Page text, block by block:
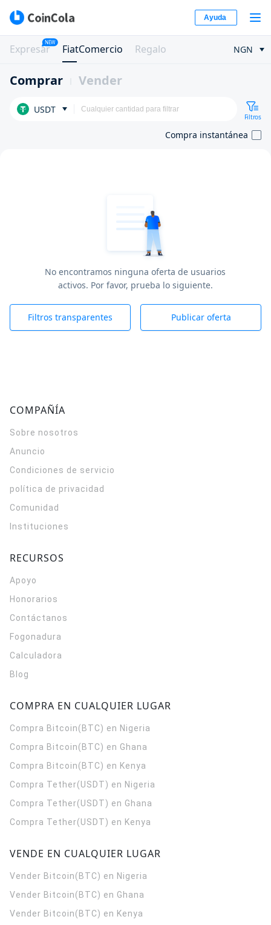
Ayuda
Expresar
NEW
FiatComercio Regalo NGN
Comprar Vender
USDT
Filtros
Compra instantánea
No encontramos ninguna oferta de usuarios
activos. Por favor, prueba lo siguiente.
Filtros transparentes Publicar oferta
COMPAÑÍA
Sobre nosotros
Anuncio
Condiciones de servicio
política de privacidad
Comunidad
Instituciones
RECURSOS
Apoyo
Honorarios
Contáctanos
Fogonadura
Calculadora
Blog
COMPRA EN CUALQUIER LUGAR
Compra Bitcoin(BTC) en Nigeria
Compra Bitcoin(BTC) en Ghana
Compra Bitcoin(BTC) en Kenya
Compra Tether(USDT) en Nigeria
Compra Tether(USDT) en Ghana
Compra Tether(USDT) en Kenya
VENDE EN CUALQUIER LUGAR
Vender Bitcoin(BTC) en Nigeria
Vender Bitcoin(BTC) en Ghana
Vender Bitcoin(BTC) en Kenya